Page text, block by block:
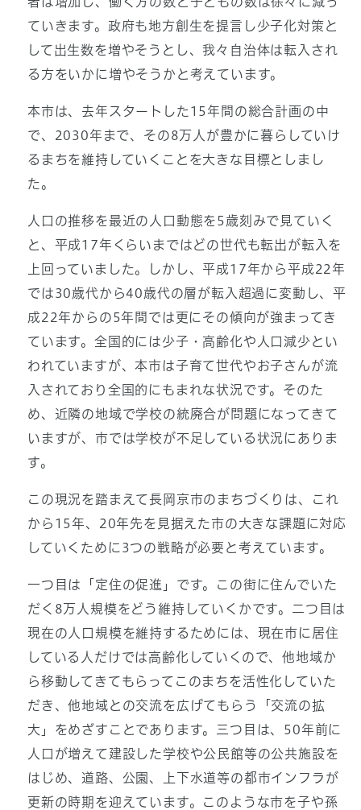
ていきます。政府も地方創生を提言し少子化対策と
して出生数を増やそうとし、我々自治体は転入され
る方をいかに増やそうかと考えています。
本市は、去年スタートした15年間の総合計画の中
で、2030年まで、その8万人が豊かに暮らしていけ
るまちを維持していくことを大きな目標としまし
た。
人口の推移を最近の人口動態を5歳刻みで見ていく
と、平成17年くらいまではどの世代も転出が転入を
上回っていました。しかし、平成17年から平成22年
では30歳代から40歳代の層が転入超過に変動し、平
成22年からの5年間では更にその傾向が強まってき
ています。全国的には少子・高齢化や人口減少とい
われていますが、本市は子育て世代やお子さんが流
入されており全国的にもまれな状況です。そのた
め、近隣の地域で学校の統廃合が問題になってきて
いますが、市では学校が不足している状況にありま
す。
この現況を踏まえて長岡京市のまちづくりは、これ
から15年、20年先を見据えた市の大きな課題に対応
していくために3つの戦略が必要と考えています。
一つ目は「定住の促進」です。この街に住んでいた
だく8万人規模をどう維持していくかです。二つ目は
現在の人口規模を維持するためには、現在市に居住
している人だけでは高齢化していくので、他地域か
ら移動してきてもらってこのまちを活性化していた
だき、他地域との交流を広げてもらう「交流の拡
大」をめざすことであります。三つ目は、50年前に
人口が増えて建設した学校や公民館等の公共施設を
はじめ、道路、公園、上下水道等の都市インフラが
更新の時期を迎えています。このような市を子や孫